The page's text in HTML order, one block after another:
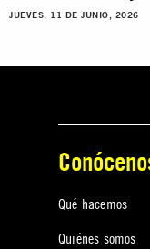
JUEVES, 11 DE JUNIO, 2026
Qué hacemos
Quiénes somos